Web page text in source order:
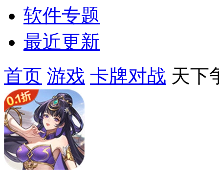
软件专题
最近更新
首页 游戏 卡牌对战 天下